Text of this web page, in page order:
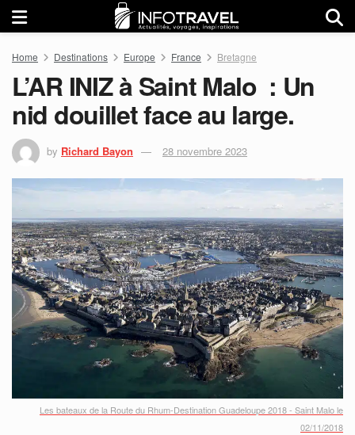
Home Destinations Europe France Bretagne
L’AR INIZ à Saint Malo : Un
nid douillet face au large.
by Richard Bayon 28 novembre 2023
Les bateaux de la Route du Rhum-Destination Guadeloupe 2018 - Saint Malo le
02/11/2018